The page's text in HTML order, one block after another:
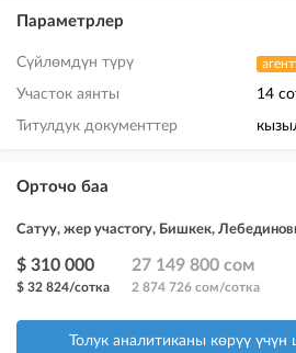
Параметрлер
Сүйлөмдүн түрү
Участок аянты 14
Титулдук документтер
Орточо баа
Сатуу, жер участогу, Бишкек,
$ 310 000
$ 32 824/сотка
27 149 800 сом
2 874 726 сом/сотка
Толук аналитиканы көрүү